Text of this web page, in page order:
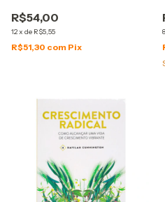
R$54,00
12x de R$5,55
R$51,30 com Pix
8